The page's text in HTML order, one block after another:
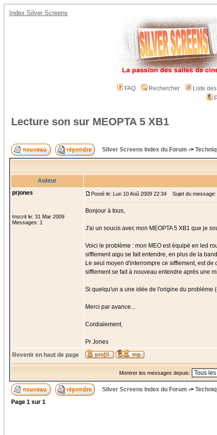
Index Silver Screens
FAQ Rechercher
Liste
Lecture son sur MEOPTA 5 XB1
Silver Screens Index du Forum ->
Auteur
prjones
Inscrit le: 31 Mar 2009
Messages: 1
Posté le: Lun 10 Aoû 2009 22:34 Sujet du message:
Bonjour à tous,
J'ai un soucis avec mon MEOPTA 5 XB1 que je
Voici le problème : mon MEO est équipé en led
sifflement aigu se fait entendre, en plus de la
Le seul moyen d'interrompre ce sifflement, est
sifflement se fait à nouveau entendre après une
Si quelqu'un a une idée de l'origine du problème
Merci par avance...
Cordialement,
Pr Jones
Revenir en haut de page
Montrer les messages depuis:
Silver Screens Index du Forum ->
Page 1 sur 1